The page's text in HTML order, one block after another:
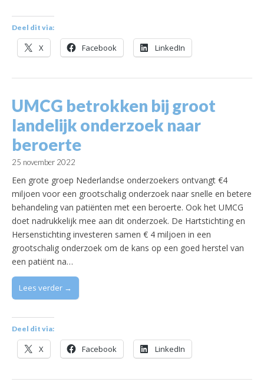
Deel dit via:
X Facebook LinkedIn
UMCG betrokken bij groot
landelijk onderzoek naar
beroerte
25 november 2022
Een grote groep Nederlandse onderzoekers ontvangt €4
miljoen voor een grootschalig onderzoek naar snelle en betere
behandeling van patiënten met een beroerte. Ook het UMCG
doet nadrukkelijk mee aan dit onderzoek. De Hartstichting en
Hersenstichting investeren samen € 4 miljoen in een
grootschalig onderzoek om de kans op een goed herstel van
een patiënt na…
Lees verder →
Deel dit via:
X Facebook LinkedIn